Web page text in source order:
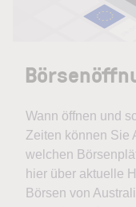
Wann öffnen und
Zeiten können Sie
welchen
hier über aktuelle
Börsen von